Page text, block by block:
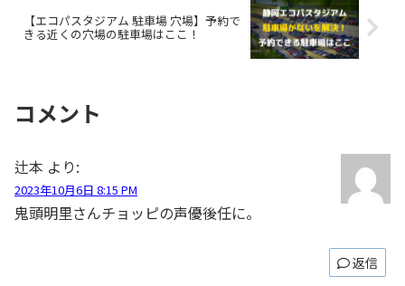
【エコパスタジアム 駐車場 穴場】予約で
きる近くの穴場の駐車場はここ！
コメント
辻本 より:
2023年10月6日 8:15 PM
鬼頭明里さんチョッピの声優後任に。
返信